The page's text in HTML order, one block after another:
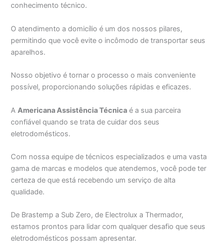
conhecimento técnico.
O atendimento a domicílio é um dos nossos pilares,
permitindo que você evite o incômodo de transportar seus
aparelhos.
Nosso objetivo é tornar o processo o mais conveniente
possível, proporcionando soluções rápidas e eficazes.
A Americana Assistência Técnica é a sua parceira
confiável quando se trata de cuidar dos seus
eletrodomésticos.
Com nossa equipe de técnicos especializados e uma vasta
gama de marcas e modelos que atendemos, você pode ter
certeza de que está recebendo um serviço de alta
qualidade.
De Brastemp a Sub Zero, de Electrolux a Thermador,
estamos prontos para lidar com qualquer desafio que seus
eletrodomésticos possam apresentar.